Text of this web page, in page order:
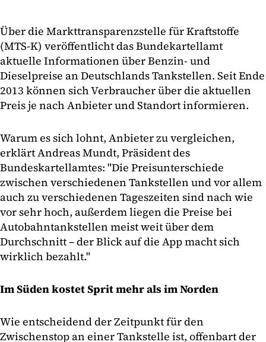
Über die Markttransparenzstelle für Kraftstoffe
(MTS-K) veröffentlicht das Bundekartellamt
aktuelle Informationen über Benzin- und
Dieselpreise an Deutschlands Tankstellen. Seit Ende
2013 können sich Verbraucher über die aktuellen
Preis je nach Anbieter und Standort informieren.
Warum es sich lohnt, Anbieter zu vergleichen,
erklärt Andreas Mundt, Präsident des
Bundeskartellamtes: "Die Preisunterschiede
zwischen verschiedenen Tankstellen und vor allem
auch zu verschiedenen Tageszeiten sind nach wie
vor sehr hoch, außerdem liegen die Preise bei
Autobahntankstellen meist weit über dem
Durchschnitt – der Blick auf die App macht sich
wirklich bezahlt."
Im Süden kostet Sprit mehr als im Norden
Wie entscheidend der Zeitpunkt für den
Zwischenstop an einer Tankstelle ist, offenbart der